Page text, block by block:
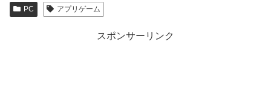
PC アプリゲーム
スポンサーリンク